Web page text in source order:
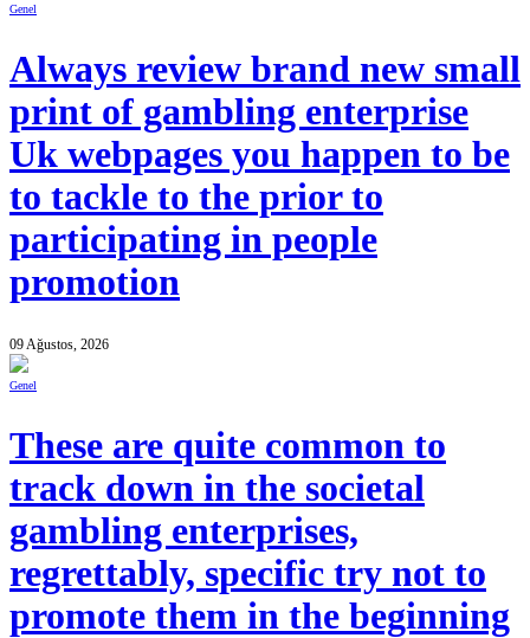
Genel
Always review brand new small
print of gambling enterprise
Uk webpages you happen to be
to tackle to the prior to
participating in people
promotion
09 Ağustos, 2026
Genel
These are quite common to
track down in the societal
gambling enterprises,
regrettably, specific try not to
promote them in the beginning